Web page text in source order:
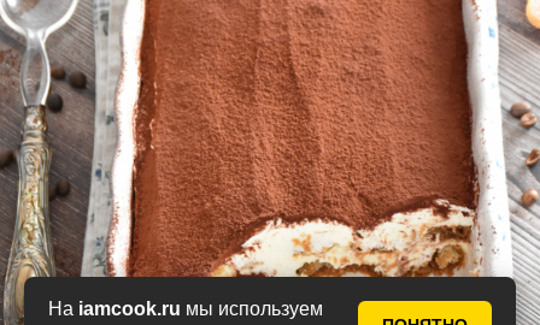
На iamcook.ru мы используем